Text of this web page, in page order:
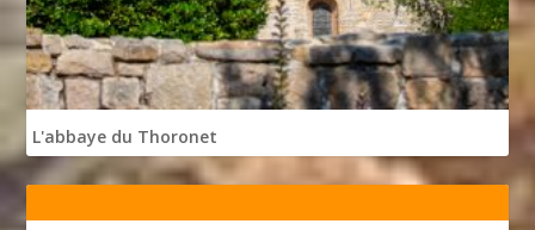
L'abbaye du Thoronet